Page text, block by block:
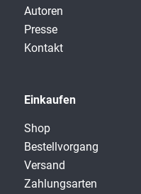
Autoren
Presse
Kontakt
Einkaufen
Shop
Bestellvorgang
Versand
Zahlungsarten